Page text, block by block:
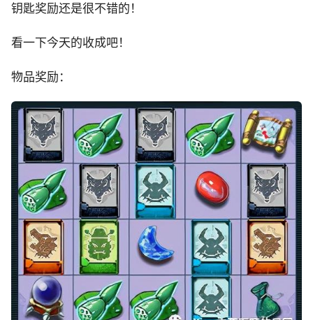
钥匙奖励还是很不错的！
看一下今天的收成吧！
物品奖励：